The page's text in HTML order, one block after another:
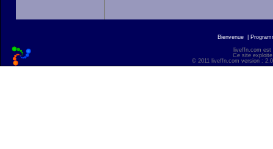
Bienvenue
liveffn.com est
Ce site
© 2011 liveffn.com version :